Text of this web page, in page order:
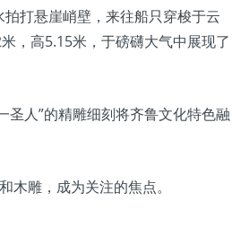
打悬崖峭壁，来往船只穿梭于云
，高5.15米，于磅礴大气中展现了
圣人”的精雕细刻将齐鲁文化特色融
雕，成为关注的焦点。